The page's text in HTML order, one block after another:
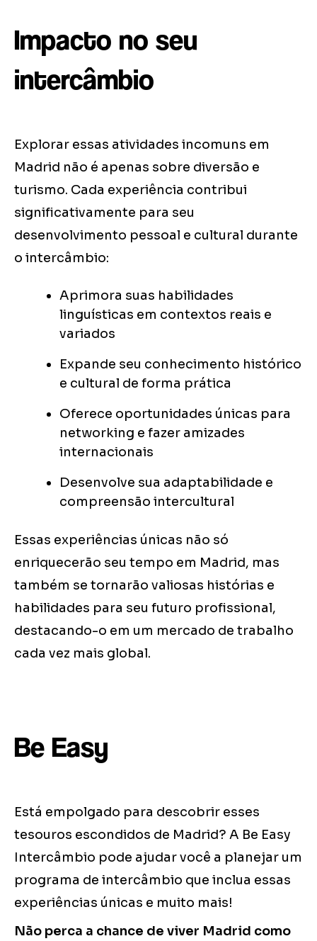
Impacto no seu
intercâmbio
Explorar essas atividades incomuns em
Madrid não é apenas sobre diversão e
turismo. Cada experiência contribui
significativamente para seu
desenvolvimento pessoal e cultural durante
o intercâmbio:
Aprimora suas habilidades
linguísticas em contextos reais e
variados
Expande seu conhecimento histórico
e cultural de forma prática
Oferece oportunidades únicas para
networking e fazer amizades
internacionais
Desenvolve sua adaptabilidade e
compreensão intercultural
Essas experiências únicas não só
enriquecerão seu tempo em Madrid, mas
também se tornarão valiosas histórias e
habilidades para seu futuro profissional,
destacando-o em um mercado de trabalho
cada vez mais global.
Be Easy
Está empolgado para descobrir esses
tesouros escondidos de Madrid? A Be Easy
Intercâmbio pode ajudar você a planejar um
programa de intercâmbio que inclua essas
experiências únicas e muito mais!
Não perca a chance de viver Madrid como